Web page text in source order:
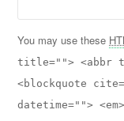
You may use these
title=""> <abbr
<blockquote
datetime="">